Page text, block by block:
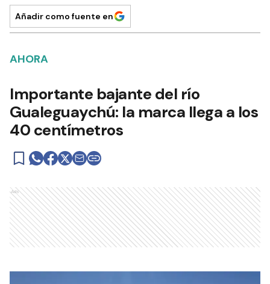
Añadir como fuente en
AHORA
Importante bajante del río
Gualeguaychú: la marca llega a los
40 centímetros
Ads